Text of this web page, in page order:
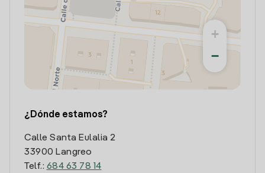
+
−
¿Dónde estamos?
Calle Santa Eulalia 2
33900 Langreo
Telf.: 684 63 78 14